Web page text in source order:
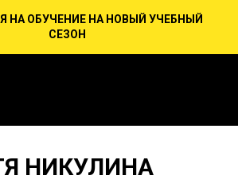
НА ОБУЧЕНИЕ НА НОВЫЙ УЧЕБНЫЙ
СЕЗОН
НИКУЛИНА